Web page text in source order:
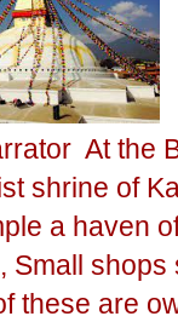
At the
shrine of
a haven
Small shops
these are